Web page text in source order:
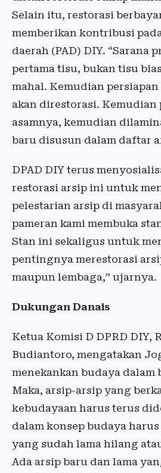
Selain itu, restorasi
memberikan kontribusi
daerah (PAD) DIY. “Sarana
pertama tisu, bukan tisu
mahal. Kemudian
akan direstorasi.
asamnya, kemudian
baru disusun dalam daftar
DPAD DIY terus
restorasi arsip ini untuk
pelestarian arsip di
pameran kami membuka
Stan ini sekaligus untuk
pentingnya merestorasi
maupun lembaga,” ujarnya.
Dukungan Danais
Ketua Komisi D DPRD DIY,
Budiantoro, mengatakan
menekankan budaya dalam
Maka, arsip-arsip yang
kebudayaan harus terus
dalam konsep budaya
yang sudah lama hilang
Ada arsip baru dan lama